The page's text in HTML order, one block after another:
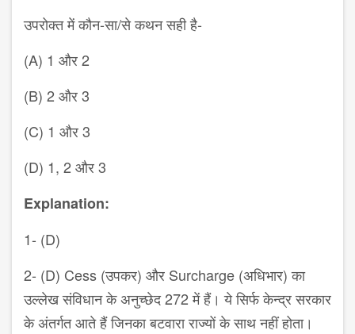
उपरोक्त में कौन-सा/से कथन सही है-
(A) 1 और2
(B) 2 और3
(C) 1 और3
(D) 1, 2 और3
Explanation:
1- (D)
2- (D) Cess (उपकर) और Surcharge (अधिभार) का
उल्लेख संविधान के अनुच्छेद 272 में हैं। ये सिर्फ केन्द्र सरकार
के अंतर्गत आते हैं जिनका बटवारा राज्यों के साथ नहीं होता।